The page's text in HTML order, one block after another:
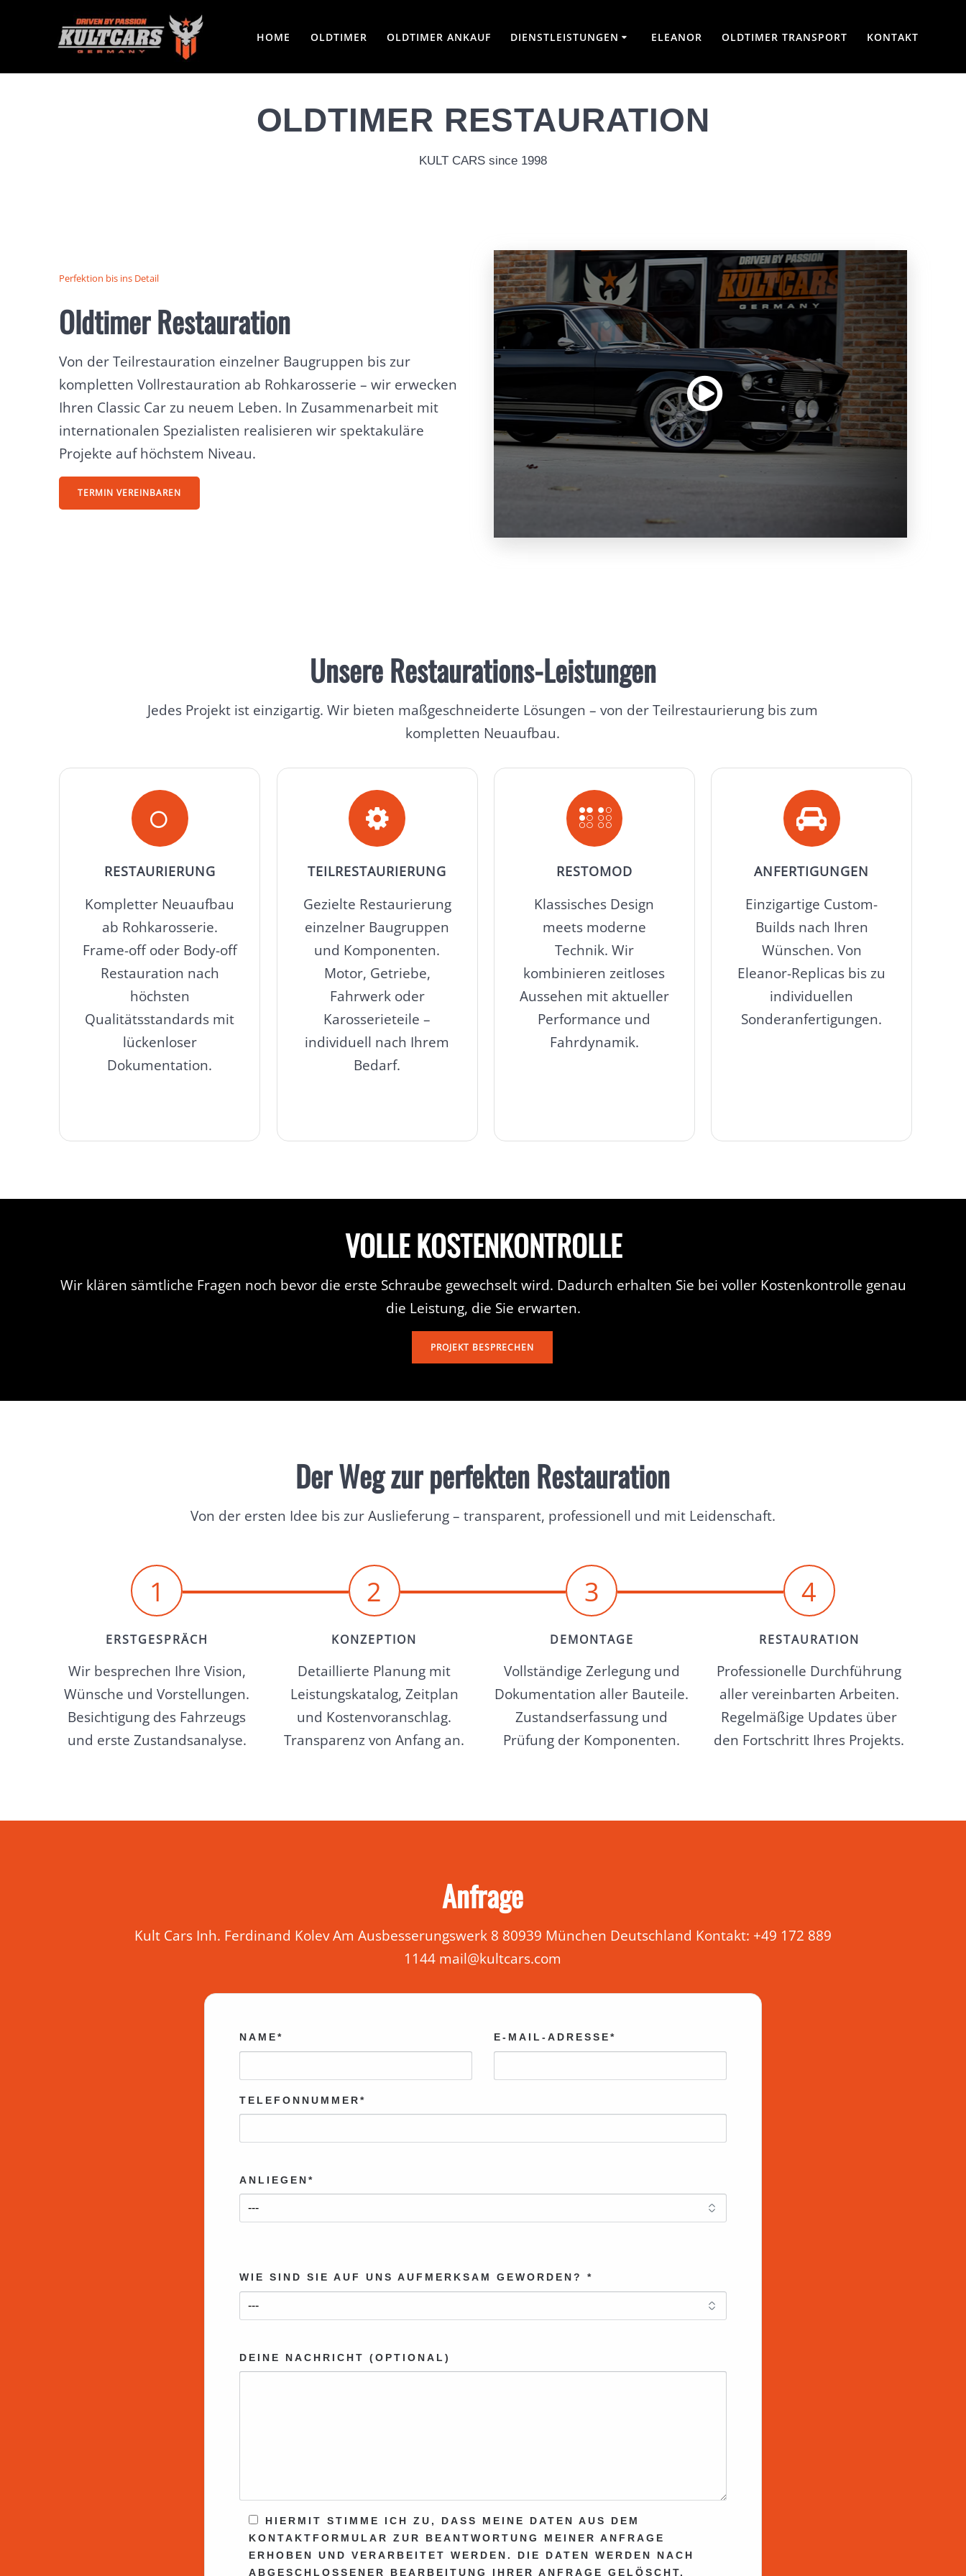
HOME OLDTIMER OLDTIMER ANKAUF DIENSTLEISTUNGEN ELEANOR OLDTIMER TRANSPORT KONTAKT
OLDTIMER RESTAURATION
KULT CARS since 1998
Perfektion bis ins Detail
Oldtimer Restauration
Von der Teilrestauration einzelner Baugruppen bis zur
kompletten Vollrestauration ab Rohkarosserie – wir erwecken
Ihren Classic Car zu neuem Leben. In Zusammenarbeit mit
internationalen Spezialisten realisieren wir spektakuläre
Projekte auf höchstem Niveau.
TERMIN VEREINBAREN
Unsere Restaurations-Leistungen
Jedes Projekt ist einzigartig. Wir bieten maßgeschneiderte Lösungen – von der Teilrestaurierung bis zum
kompletten Neuaufbau.
RESTAURIERUNG
Kompletter Neuaufbau
ab Rohkarosserie.
Frame-off oder Body-off
Restauration nach
höchsten
Qualitätsstandards mit
lückenloser
Dokumentation.
TEILRESTAURIERUNG
Gezielte Restaurierung
einzelner Baugruppen
und Komponenten.
Motor, Getriebe,
Fahrwerk oder
Karosserieteile –
individuell nach Ihrem
Bedarf.
RESTOMOD
Klassisches Design
meets moderne
Technik. Wir
kombinieren zeitloses
Aussehen mit aktueller
Performance und
Fahrdynamik.
ANFERTIGUNGEN
Einzigartige Custom-
Builds nach Ihren
Wünschen. Von
Eleanor-Replicas bis zu
individuellen
Sonderanfertigungen.
VOLLE KOSTENKONTROLLE
Wir klären sämtliche Fragen noch bevor die erste Schraube gewechselt wird. Dadurch erhalten Sie bei voller Kostenkontrolle genau
die Leistung, die Sie erwarten.
PROJEKT BESPRECHEN
Der Weg zur perfekten Restauration
Von der ersten Idee bis zur Auslieferung – transparent, professionell und mit Leidenschaft.
1
ERSTGESPRÄCH
Wir besprechen Ihre Vision,
Wünsche und Vorstellungen.
Besichtigung des Fahrzeugs
und erste Zustandsanalyse.
2
KONZEPTION
Detaillierte Planung mit
Leistungskatalog, Zeitplan
und Kostenvoranschlag.
Transparenz von Anfang an.
3
DEMONTAGE
Vollständige Zerlegung und
Dokumentation aller Bauteile.
Zustandserfassung und
Prüfung der Komponenten.
4
RESTAURATION
Professionelle Durchführung
aller vereinbarten Arbeiten.
Regelmäßige Updates über
den Fortschritt Ihres Projekts.
Anfrage
Kult Cars Inh. Ferdinand Kolev Am Ausbesserungswerk 8 80939 München Deutschland Kontakt: +49 172 889
1144 mail@kultcars.com
NAME* E-MAIL-ADRESSE*
TELEFONNUMMER*
ANLIEGEN*
WIE SIND SIE AUF UNS AUFMERKSAM GEWORDEN? *
DEINE NACHRICHT (OPTIONAL)
HIERMIT STIMME ICH ZU, DASS MEINE DATEN AUS DEM
KONTAKTFORMULAR ZUR BEANTWORTUNG MEINER ANFRAGE
ERHOBEN UND VERARBEITET WERDEN. DIE DATEN WERDEN NACH
ABGESCHLOSSENER BEARBEITUNG IHRER ANFRAGE GELÖSCHT.